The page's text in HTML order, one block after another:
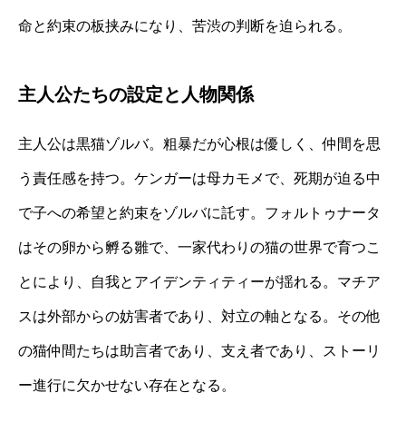
命と約束の板挟みになり、苦渋の判断を迫られる。
主人公たちの設定と人物関係
主人公は黒猫ゾルバ。粗暴だが心根は優しく、仲間を思
う責任感を持つ。ケンガーは母カモメで、死期が迫る中
で子への希望と約束をゾルバに託す。フォルトゥナータ
はその卵から孵る雛で、一家代わりの猫の世界で育つこ
とにより、自我とアイデンティティーが揺れる。マチア
スは外部からの妨害者であり、対立の軸となる。その他
の猫仲間たちは助言者であり、支え者であり、ストーリ
ー進行に欠かせない存在となる。